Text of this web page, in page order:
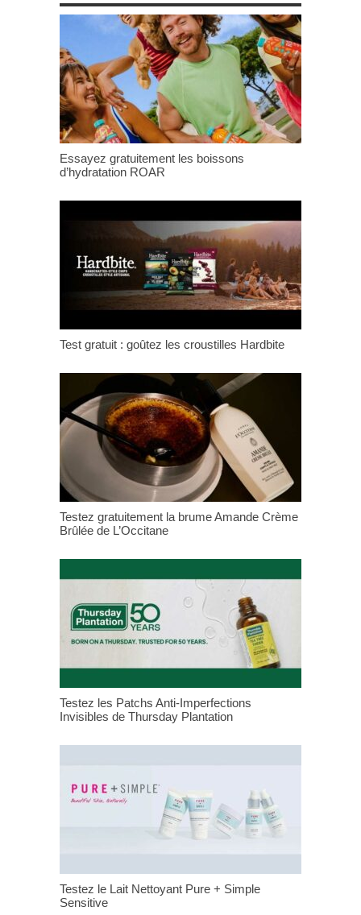
Essayez gratuitement les boissons
d’hydratation ROAR
Test gratuit : goûtez les croustilles Hardbite
Testez gratuitement la brume Amande Crème
Brûlée de L’Occitane
Testez les Patchs Anti-Imperfections
Invisibles de Thursday Plantation
Testez le Lait Nettoyant Pure + Simple
Sensitive